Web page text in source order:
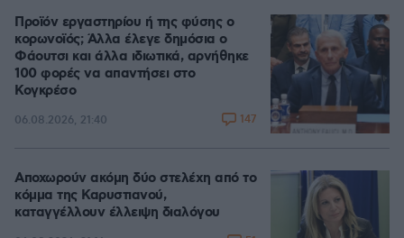
Προϊόν εργαστηρίου ή της φύσης ο
κορωνοϊός; Άλλα έλεγε δημόσια ο
Φάουτσι και άλλα ιδιωτικά, αρνήθηκε
100 φορές να απαντήσει στο
Κογκρέσο
06.08.2026, 21:40 147
Αποχωρούν ακόμη δύο στελέχη από το
κόμμα της Καρυστιανού,
καταγγέλλουν έλλειψη διαλόγου